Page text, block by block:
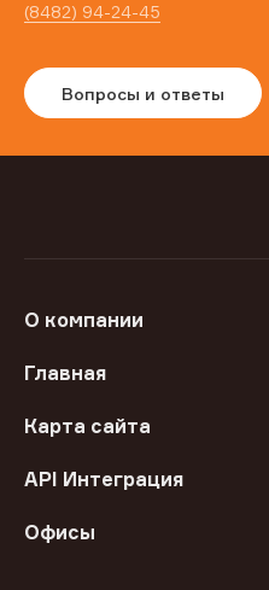
(8482) 94-24-45
Вопросы и ответы
О компании
Главная
Карта сайта
API Интеграция
Офисы